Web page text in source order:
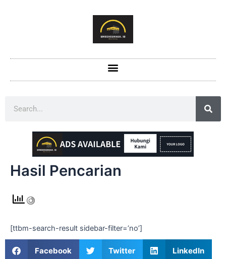
Hasil Pencarian
[ttbm-search-result sidebar-filter=’no’]
Facebook Twitter LinkedIn